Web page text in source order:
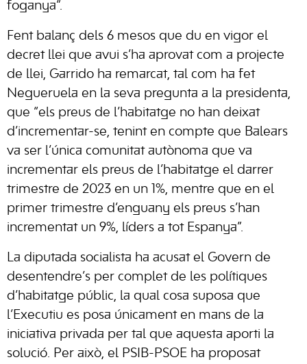
foganya”.
Fent balanç dels 6 mesos que du en vigor el
decret llei que avui s’ha aprovat com a projecte
de llei, Garrido ha remarcat, tal com ha fet
Negueruela en la seva pregunta a la presidenta,
que “els preus de l’habitatge no han deixat
d’incrementar-se, tenint en compte que Balears
va ser l’única comunitat autònoma que va
incrementar els preus de l’habitatge el darrer
trimestre de 2023 en un 1%, mentre que en el
primer trimestre d’enguany els preus s’han
incrementat un 9%, líders a tot Espanya”.
La diputada socialista ha acusat el Govern de
desentendre’s per complet de les polítiques
d’habitatge públic, la qual cosa suposa que
l’Executiu es posa únicament en mans de la
iniciativa privada per tal que aquesta aporti la
solució. Per això, el PSIB-PSOE ha proposat